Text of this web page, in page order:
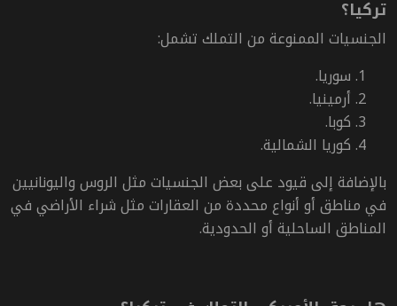
تركيا؟
الجنسيات الممنوعة من التملك تشمل:
سوريا.
أرمينيا.
كوبا.
كوريا الشمالية.
بالإضافة إلى قيود على بعض الجنسيات مثل الروس واليونانيين
في مناطق أو أنواع محددة من العقارات مثل شراء الأراضي في
المناطق الساحلية أو الحدودية.